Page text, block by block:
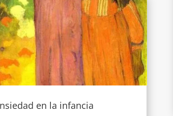
en la infancia